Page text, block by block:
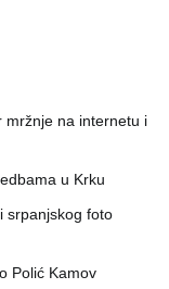
mržnje na internetu i
u Krku
srpanjskog foto
Polić Kamov